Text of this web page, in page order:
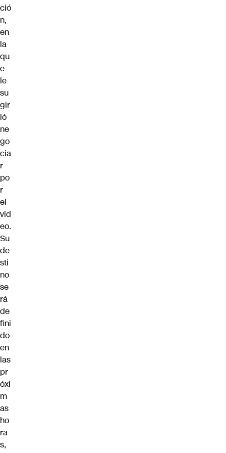
ció
n,
en
la
qu
e
le
su
gir
ió
ne
go
cia
r
po
r
el
vid
eo.
Su
de
sti
no
se
rá
de
fini
do
en
las
pr
óxi
m
as
ho
ra
s,